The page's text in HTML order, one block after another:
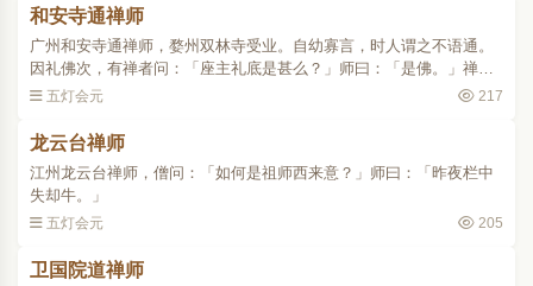
和安寺通禅师
广州和安寺通禅师，婺州双林寺受业。自幼寡言，时人谓之不语通。
因礼佛次，有禅者问：「座主礼底是甚么？」师曰：「是佛。」禅者
乃指像曰：「这个是何物？」师无对。至夜，具威仪礼问：「今日所
五灯会元 217
龙云台禅师
江州龙云台禅师，僧问：「如何是祖师西来意？」师曰：「昨夜栏中
失却牛。」
五灯会元 205
卫国院道禅师